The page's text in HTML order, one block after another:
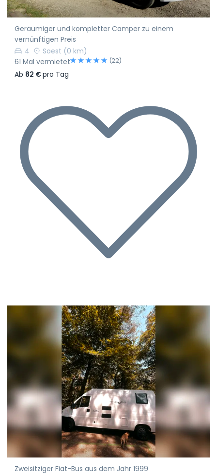
Geräumiger und kompletter Camper zu einem
vernünftigen Preis
4
Soest (0 km)
61 Mal vermietet
(22)
Ab 82 €pro Tag
Zweisitziger Fiat-Bus aus dem Jahr 1999